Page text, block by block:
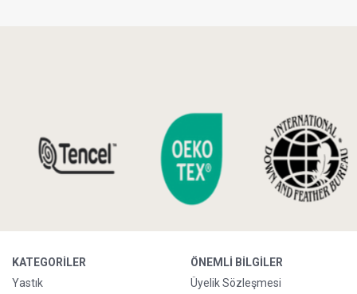
KATEGORILER
Yastık
ÖNEMLI BILGILER
Üyelik Sözleşmesi